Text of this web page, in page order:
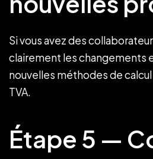
Si vous avez des
clairement les changements
nouvelles méthodes de
TVA.
Étape 5 —